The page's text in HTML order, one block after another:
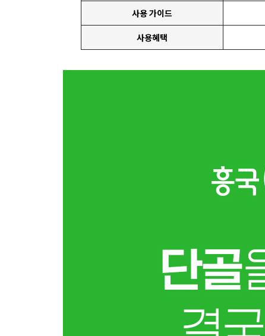
사용 가이드
사용혜택